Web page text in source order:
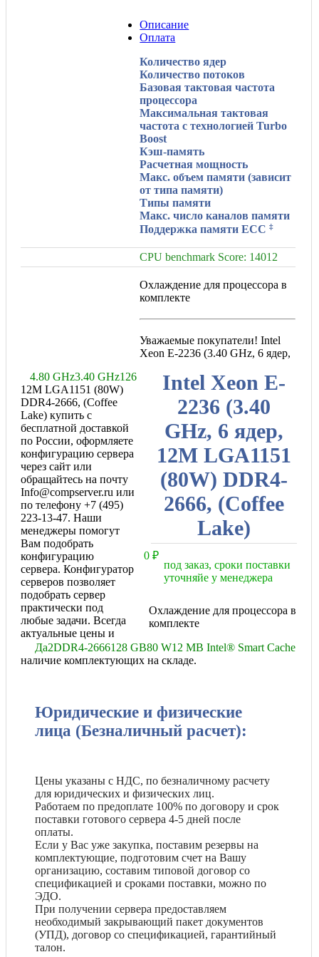
Intel Xeon E-
2236 (3.40
GHz, 6 ядер,
12M LGA1151
(80W) DDR4-
2666, (Coffee
Lake)
0 ₽
под заказ, сроки поставки
уточняйе у менеджера
Охлаждение для процессора в
комплекте
Описание
Оплата
Количество ядер
6
Количество потоков
12
Базовая тактовая частота
процессора
3.40 GHz
Максимальная тактовая
частота с технологией Turbo
Boost
4.80 GHz
Кэш-память
12 MB Intel® Smart Cache
Расчетная мощность
80 W
Макс. объем памяти (зависит
от типа памяти)
128 GB
Типы памяти
DDR4-2666
Макс. число каналов памяти
2
Поддержка памяти ECC‡
Да
CPU benchmark Score: 14012
Охлаждение для процессора в
комплекте
Уважаемые покупатели! Intel
Xeon E-2236 (3.40 GHz, 6 ядер,
12M LGA1151 (80W)
DDR4-2666, (Coffee
Lake) купить с
бесплатной доставкой
по России, оформляете
конфигурацию сервера
через сайт или
обращайтесь на почту
Info@compserver.ru или
по телефону +7 (495)
223-13-47. Наши
менеджеры помогут
Вам подобрать
конфигурацию
сервера. Конфигуратор
серверов позволяет
подобрать сервер
практически под
любые задачи. Всегда
актуальные цены и
наличие комплектующих на складе.
Юридические и физические
лица (Безналичный расчет):
Цены указаны с НДС, по безналичному расчету
для юридических и физических лиц.
Работаем по предоплате 100% по договору и срок
поставки готового сервера 4-5 дней после
оплаты.
Если у Вас уже закупка, поставим резервы на
комплектующие, подготовим счет на Вашу
организацию, составим типовой договор со
спецификацией и сроками поставки, можно по
ЭДО.
При получении сервера предоставляем
необходимый закрывающий пакет документов
(УПД), договор со спецификацией, гарантийный
талон.